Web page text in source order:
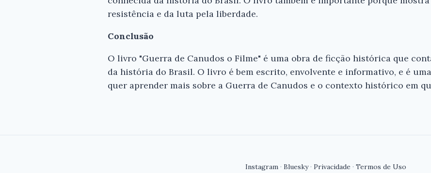
resistência e da luta pela liberdade.
Conclusão
O livro "Guerra de Canudos o Filme" é uma obra de ficção histórica que
da história do Brasil. O livro é bem escrito, envolvente e informativo, e é
quer aprender mais sobre a Guerra de Canudos e o contexto histórico em
Instagram · Bluesky· Privacidade · Termos de Uso